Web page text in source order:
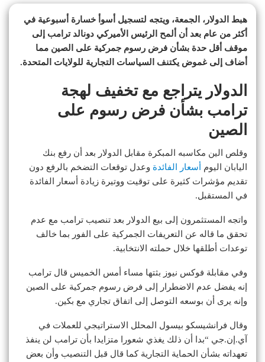
هبط الدولار، الجمعة، ويتجه لتسجيل أسوأ خسارة أسبوعية في
أكثر من عام بعد أن ألمح الرئيس الأميركي دونالد ترامب إلى
موقف أقل حدة بشأن فرض رسوم جمركية على الصين مما
أضاف إلى غموض يكتنف السياسات التجارية للولايات المتحدة.
الدولار يتراجع مع تخفيف لهجة
ترامب بشأن فرض رسوم على
الصين
وقلص الين مكاسبه المبكرة مقابل الدولار بعد أن رفع بنك
اليابان اليوم
أسعار الفائدة وعدل توقعات التضخم بالرفع دون
تقديم مؤشرات كثيرة على توقيت ووتيرة زيادة أسعار الفائدة
في المستقبل.
واتجه المستثمرون إلى بيع الدولار بعد تنصيب ترامب مع عدم
تحقق ما قاله عن التعريفات الجمركية على الفور بما خالف
توعدات أطلقها خلال حملته الانتخابية.
وفي مقابلة فوكس نيوز بثتها مساء أمس الخميس قال ترامب
إنه يفضل عدم الاضطرار إلى فرض رسوم جمركية على الصين
وإنه يرى أن بوسعه التوصل إلى اتفاق تجاري مع بكين.
وقال فرانشيسكو بيسول المحلل الاستراتيجي للعملات في
آي.إن.جي “بدا أن ذلك يغذي شعورا متزايدا بأن ترامب لن ينفذ
تعهداته بشأن الحماية التجارية كما قال قبل التنصيب وأن بعض